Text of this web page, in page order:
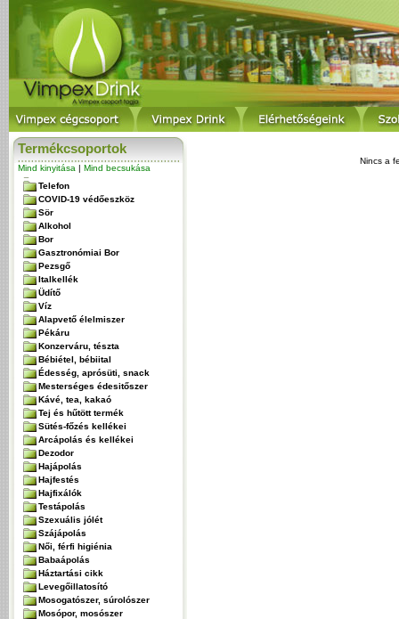
Termékcsoportok
Mind kinyitása | Mind becsukása
Telefon
COVID-19 védőeszköz
Sör
Alkohol
Bor
Gasztronómiai Bor
Pezsgő
Italkellék
Üdítő
Víz
Alapvető élelmiszer
Pékáru
Konzerváru, tészta
Bébiétel, bébiital
Édesség, aprósüti, snack
Mesterséges édesitőszer
Kávé, tea, kakaó
Tej és hűtött termék
Sütés-főzés kellékei
Arcápolás és kellékei
Dezodor
Hajápolás
Hajfestés
Hajfixálók
Testápolás
Szexuális jólét
Szájápolás
Női, férfi higiénia
Babaápolás
Háztartási cikk
Levegőillatosító
Mosogatószer, súrolószer
Mosópor, mosószer
Nincs a